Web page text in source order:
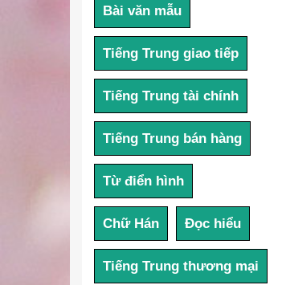
Bài văn mẫu
Tiếng Trung giao tiếp
Tiếng Trung tài chính
Tiếng Trung bán hàng
Từ điển hình
Chữ Hán Đọc hiểu
Tiếng Trung thương mại